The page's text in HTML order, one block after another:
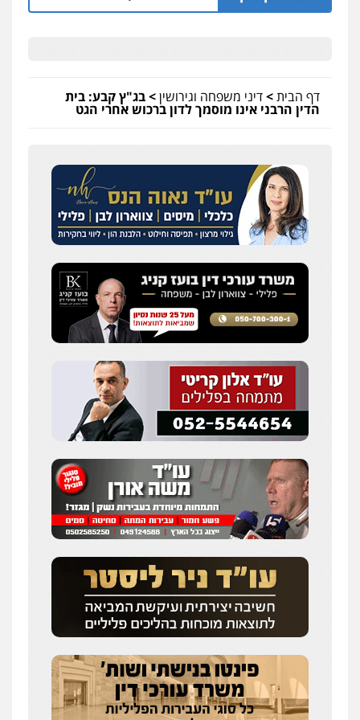
דף הבית>דיני משפחה וגירושין>בג"ץ קבע: בית
הדין הרבני אינו מוסמך לדון ברכוש אחרי הגט
חליל ביאדי – משרד עורכי דין
עו"ד איהאב זבידאת
פלילי פשיעה חמורה ארגוני פשע עבירות
עבירות מין
עו"ד יפעת שוורץ סיל
פלילי תעבורה
0523379525
עו"ד יוסי חמצני
כלכלי צווארון לבן פשיעה כלכלית עבירות
הלבנת הון
0505471497
גיל דביר – משרד עורכי דין
פלילי פשיעה כלכלית צווארון לבן
0506217771
עו"ד עידית שינו-אמיתי
פלילי עורכי דין לענייני אסירים פשיעה
חמורה מעצרים וחקירות
0507587013
עו"ד אור בן שאנן
פלילי מעצרים וחקירות
0549199449
סלימאן אבו שעירה – משרד עורכי דין
פלילי בטחוני צבאי נזיקין
0547780927